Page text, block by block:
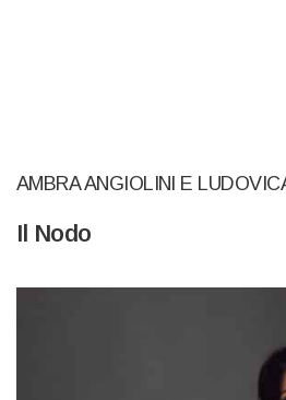
AMBRA ANGIOLINI E
Il Nodo